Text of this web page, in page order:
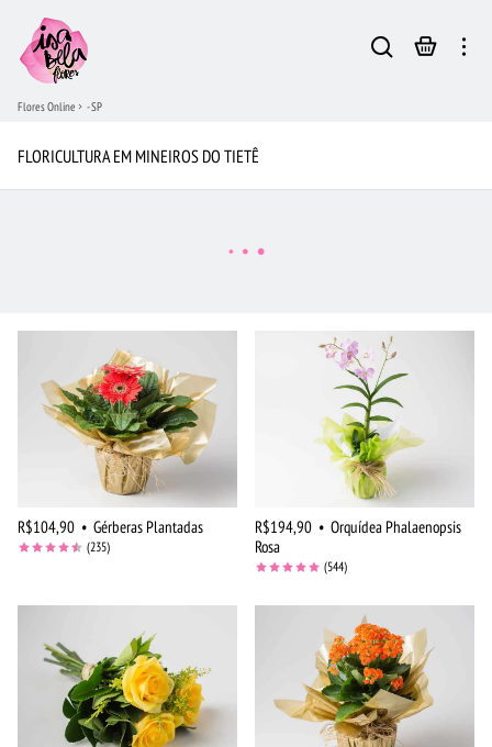
Flores Online - SP
FLORICULTURA EM MINEIROS DO TIETÊ
R$104,90 • Gérberas Plantadas
(235)
R$194,90 • Orquídea Phalaenopsis
Rosa
(544)